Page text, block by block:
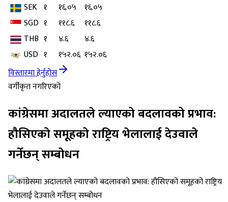
SEK १ १६.०५
१६.०५
SGD १ ११८.६
११८.६
THB १ ४.६
४.६
USD १ १५२.०६ १५२.०६
विस्तारमा हेर्नुहोस
वर्गीकृत नगरिएको
कांग्रेसमा अदालतले ल्याएको बदलावको प्रभाव:
हौसिएको समूहको राष्ट्रिय भेलालाई देउवाले
गर्नेछन् सम्बोधन